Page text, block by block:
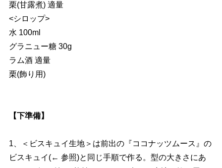
栗(甘露煮) 適量
<シロップ>
水 100ml
グラニュー糖 30g
ラム酒 適量
栗(飾り用)
【下準備】
1、＜ビスキュイ生地＞は前出の『ココナッツムース』の
ビスキュイ(← 参照)と同じ手順で作る。型の大きさにあ